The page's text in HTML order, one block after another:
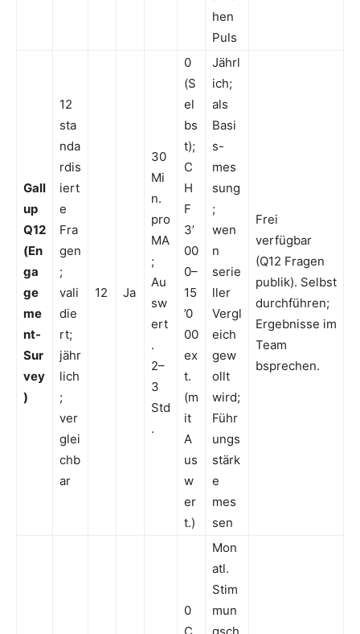
hen
Puls
Gall
up
Q12
(En
ga
ge
me
nt-
Sur
vey
)
12
sta
nda
rdis
iert
e
Fra
gen
;
vali
die
rt;
jähr
lich
;
ver
glei
chb
ar
12 Ja
30
Mi
n.
pro
MA
;
Au
sw
ert
.
2–
3
Std
.
0
(S
el
bs
t);
C
H
F
3’
00
0–
15
’0
00
ex
t.
(m
it
A
us
w
er
t.)
Jährl
ich;
als
Basi
s-
mes
sung
;
wen
n
serie
ller
Vergl
eich
gew
ollt
wird;
Führ
ungs
stärk
e
mes
sen
Frei
verfügbar
(Q12 Fragen
publik). Selbst
durchführen;
Ergebnisse im
Team
bsprechen.
0
C
Mon
atl.
Stim
mun
gsch